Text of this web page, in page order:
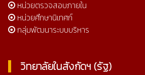
หน่วยตรวจสอบภายใน
หน่วยศึกษานิเทศก์
กลุ่มพัฒนาระบบบริหาร
วิทยาลัยในสังกัดฯ (รัฐ)